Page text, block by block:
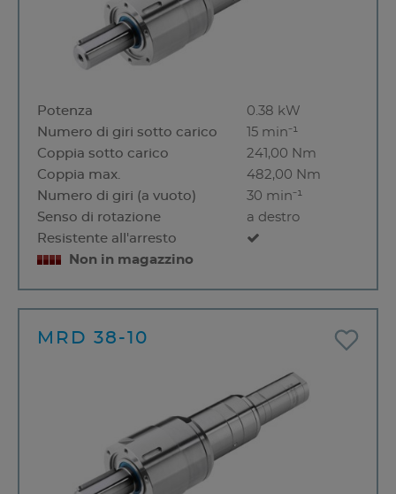
Potenza
0.38 kW
Numero di giri sotto carico
15 min⁻¹
Coppia sotto carico
241,00 Nm
Coppia max.
482,00 Nm
Numero di giri (a vuoto)
30 min⁻¹
Senso di rotazione
a destro
Resistente all'arresto
Non in magazzino
MRD 38-10